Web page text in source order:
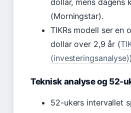
dollar, mens dagens
(Morningstar).
TIKRs modell ser en
dollar over 2,9 år (
(investeringsanalyse)
Teknisk analyse og 52-
52-ukers intervallet